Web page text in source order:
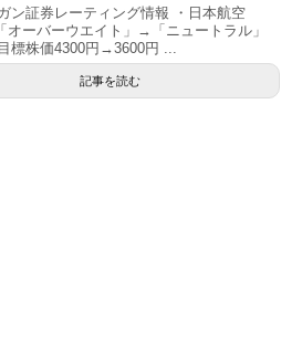
ン証券レーティング情報 ・日本航空
ーバーウエイト」→「ニュートラル」
標株価4300円→3600円 ...
記事を読む